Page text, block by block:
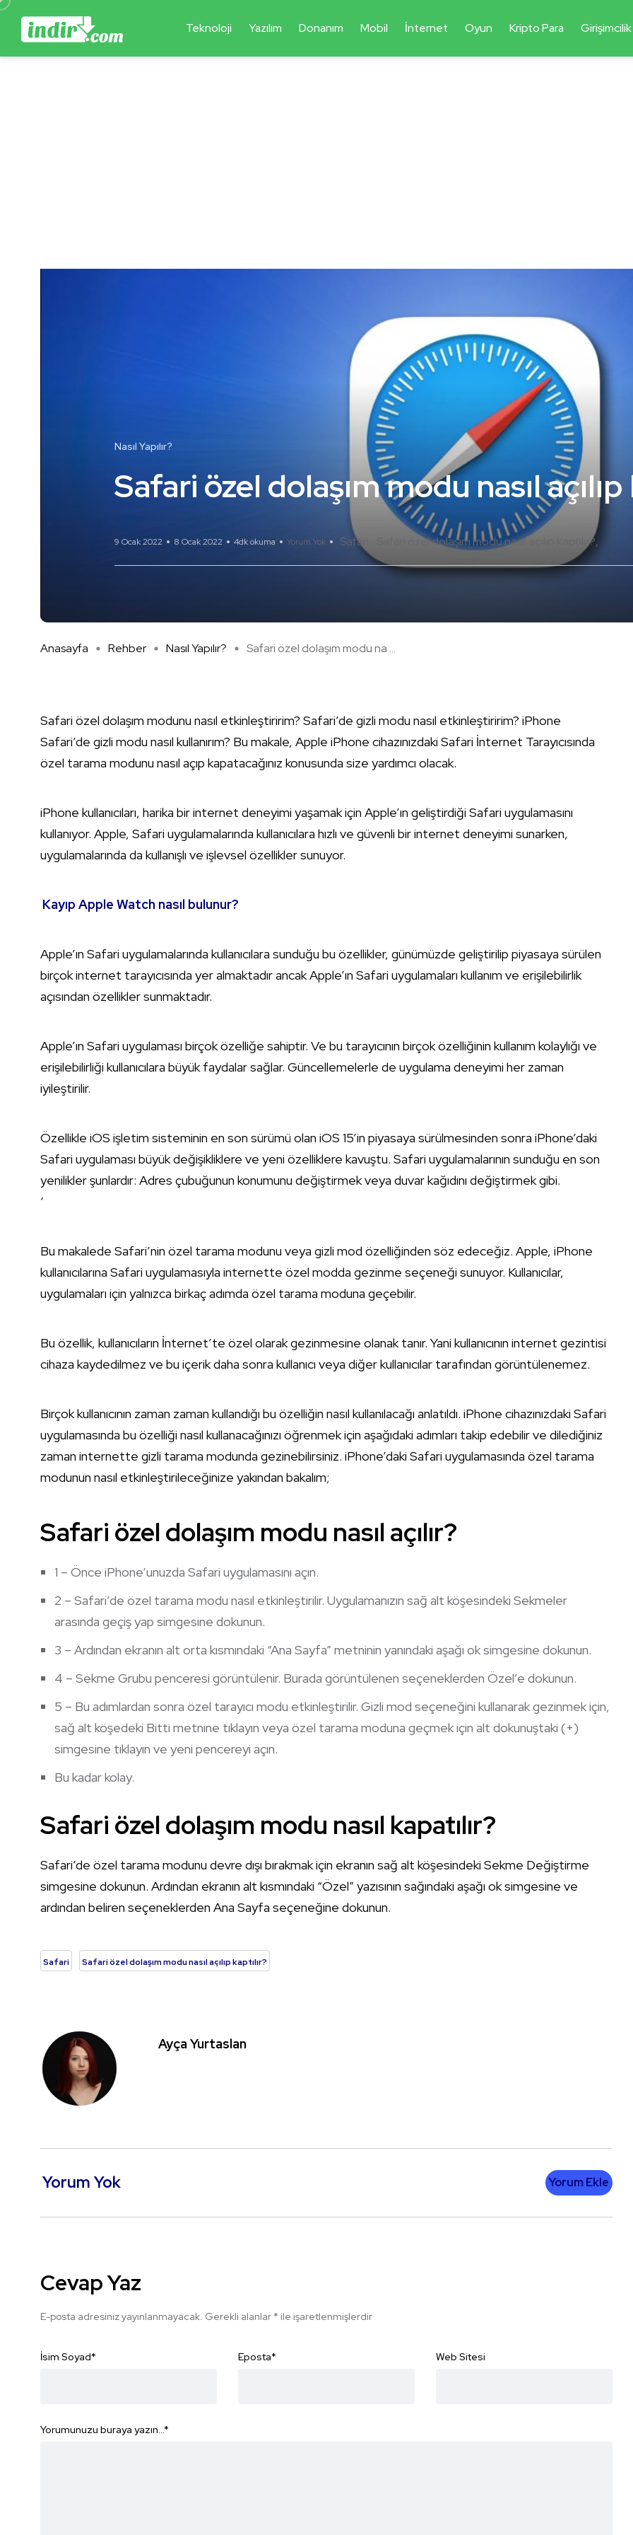
Teknoloji Yazılım Donanım Mobil İnternet Oyun Kripto Para Girişimcilik
Nasıl Yapılır?
Safari özel dolaşım modu nasıl açılıp
9 Ocak 2022 8 Ocak 2022 4dk okuma Yorum Yok Safari Safari özel dolaşım modu nasıl açılıp kaptılır?
Anasayfa Rehber Nasıl Yapılır? Safari özel dolaşım modu na ...
Safari özel dolaşım modunu nasıl etkinleştiririm? Safari’de gizli modu nasıl etkinleştiririm? iPhone
Safari’de gizli modu nasıl kullanırım? Bu makale, Apple iPhone cihazınızdaki Safari İnternet Tarayıcısında
özel tarama modunu nasıl açıp kapatacağınız konusunda size yardımcı olacak.
iPhone kullanıcıları, harika bir internet deneyimi yaşamak için Apple’ın geliştirdiği Safari uygulamasını
kullanıyor. Apple, Safari uygulamalarında kullanıcılara hızlı ve güvenli bir internet deneyimi sunarken,
uygulamalarında da kullanışlı ve işlevsel özellikler sunuyor.
Kayıp Apple Watch nasıl bulunur?
Apple’ın Safari uygulamalarında kullanıcılara sunduğu bu özellikler, günümüzde geliştirilip piyasaya sürülen
birçok internet tarayıcısında yer almaktadır ancak Apple’ın Safari uygulamaları kullanım ve erişilebilirlik
açısından özellikler sunmaktadır.
Apple’ın Safari uygulaması birçok özelliğe sahiptir. Ve bu tarayıcının birçok özelliğinin kullanım kolaylığı ve
erişilebilirliği kullanıcılara büyük faydalar sağlar. Güncellemelerle de uygulama deneyimi her zaman
iyileştirilir.
Özellikle iOS işletim sisteminin en son sürümü olan iOS 15’in piyasaya sürülmesinden sonra iPhone’daki
Safari uygulaması büyük değişikliklere ve yeni özelliklere kavuştu. Safari uygulamalarının sunduğu en son
yenilikler şunlardır: Adres çubuğunun konumunu değiştirmek veya duvar kağıdını değiştirmek gibi.
‘
Bu makalede Safari’nin özel tarama modunu veya gizli mod özelliğinden söz edeceğiz. Apple, iPhone
kullanıcılarına Safari uygulamasıyla internette özel modda gezinme seçeneği sunuyor. Kullanıcılar,
uygulamaları için yalnızca birkaç adımda özel tarama moduna geçebilir.
Bu özellik, kullanıcıların İnternet’te özel olarak gezinmesine olanak tanır. Yani kullanıcının internet gezintisi
cihaza kaydedilmez ve bu içerik daha sonra kullanıcı veya diğer kullanıcılar tarafından görüntülenemez.
Birçok kullanıcının zaman zaman kullandığı bu özelliğin nasıl kullanılacağı anlatıldı. iPhone cihazınızdaki Safari
uygulamasında bu özelliği nasıl kullanacağınızı öğrenmek için aşağıdaki adımları takip edebilir ve dilediğiniz
zaman internette gizli tarama modunda gezinebilirsiniz. iPhone’daki Safari uygulamasında özel tarama
modunun nasıl etkinleştirileceğinize yakından bakalım;
Safari özel dolaşım modu nasıl açılır?
1 – Önce iPhone’unuzda Safari uygulamasını açın.
2 – Safari’de özel tarama modu nasıl etkinleştirilir. Uygulamanızın sağ alt köşesindeki Sekmeler
arasında geçiş yap simgesine dokunun.
3 – Ardından ekranın alt orta kısmındaki “Ana Sayfa” metninin yanındaki aşağı ok simgesine dokunun.
4 – Sekme Grubu penceresi görüntülenir. Burada görüntülenen seçeneklerden Özel’e dokunun.
5 – Bu adımlardan sonra özel tarayıcı modu etkinleştirilir. Gizli mod seçeneğini kullanarak gezinmek için,
sağ alt köşedeki Bitti metnine tıklayın veya özel tarama moduna geçmek için alt dokunuştaki (+)
simgesine tıklayın ve yeni pencereyi açın.
Bu kadar kolay.
Safari özel dolaşım modu nasıl kapatılır?
Safari’de özel tarama modunu devre dışı bırakmak için ekranın sağ alt köşesindeki Sekme Değiştirme
simgesine dokunun. Ardından ekranın alt kısmındaki “Özel” yazısının sağındaki aşağı ok simgesine ve
ardından beliren seçeneklerden Ana Sayfa seçeneğine dokunun.
Safari Safari özel dolaşım modu nasıl açılıp kaptılır?
Ayça Yurtaslan
Yorum Yok Yorum Ekle
Cevap Yaz
E-posta adresiniz yayınlanmayacak. Gerekli alanlar * ile işaretlenmişlerdir
İsim Soyad* Eposta* Web Sitesi
Yorumunuzu buraya yazın...*